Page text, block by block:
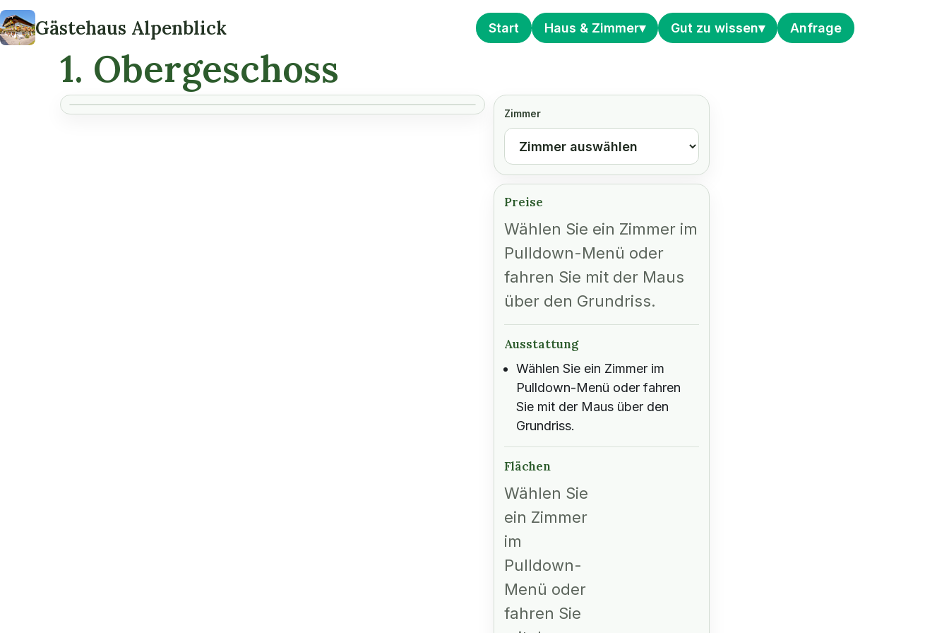
Gästehaus Alpenblick Start Haus & Zimmer Gut zu wissen Anfrage
1. Obergeschoss
Zimmer
Preise
Wählen Sie ein Zimmer im
Pulldown-Menü oder
fahren Sie mit der Maus
über den Grundriss.
Ausstattung
Wählen Sie ein Zimmer im
Pulldown-Menü oder fahren
Sie mit der Maus über den
Grundriss.
Flächen
Wählen Sie
ein Zimmer
im
Pulldown-
Menü oder
fahren Sie